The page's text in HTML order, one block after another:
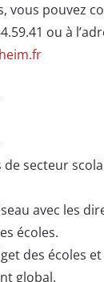
vous pouvez
ou à
secteur
avec les
écoles.
des écoles
global.